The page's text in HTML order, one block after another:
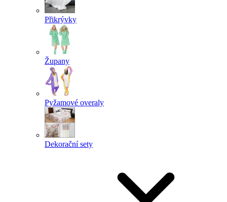
Přikrývky
Župany
Pyžamové overaly
Dekorační sety